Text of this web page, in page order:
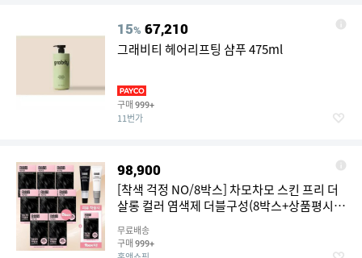
15% 67,210
그래비티 헤어리프팅 샴푸 475ml
구매 999+
11번가
98,900
[착색 걱정 NO/8박스] 차모차모 스킨 프리 더
살롱 컬러 염색제 더블구성(8박스+상품평시 1
박스)
무료배송
구매 999+